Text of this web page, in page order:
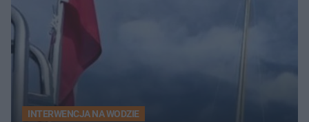
INTERWENCJA NA WODZIE